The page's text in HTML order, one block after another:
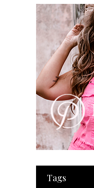
Tags